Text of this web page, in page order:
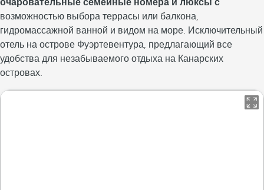
возможностью выбора террасы или балкона,
гидромассажной ванной и видом на море. Исключительный
отель на острове Фуэртевентура, предлагающий все
удобства для незабываемого отдыха на Канарских
островах.